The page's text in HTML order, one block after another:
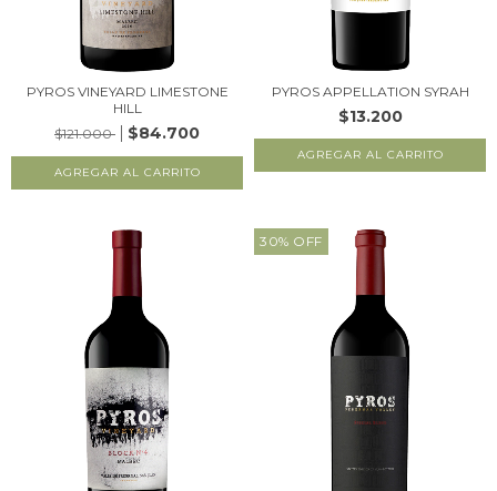
PYROS VINEYARD LIMESTONE
HILL
$121.000
$84.700
PYROS APPELLATION SYRAH
$13.200
30% OFF